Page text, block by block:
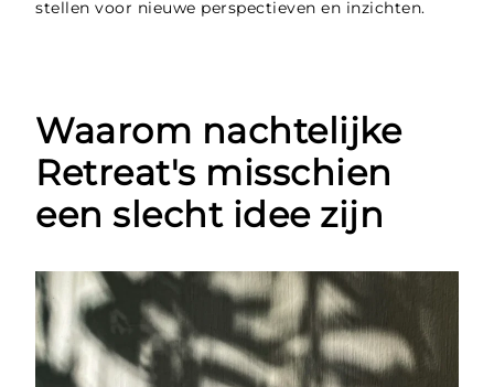
stellen voor nieuwe perspectieven en inzichten.
Waarom nachtelijke
Retreat's misschien
een slecht idee zijn